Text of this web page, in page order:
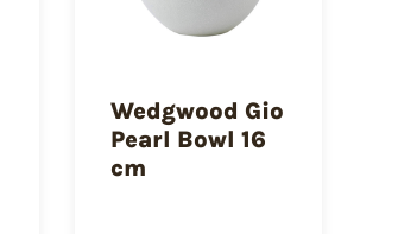
Wedgwood Gio
Pearl Bowl 16
cm